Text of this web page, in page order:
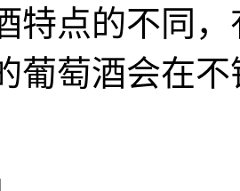
特点的不同
葡萄酒会在